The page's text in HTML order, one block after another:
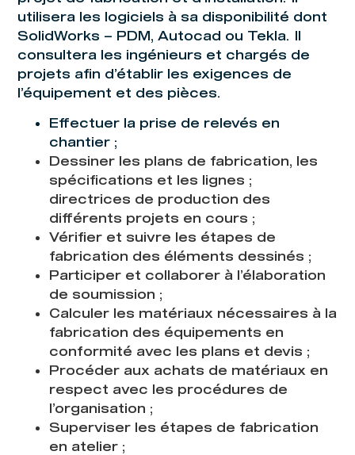
utilisera les logiciels à sa disponibilité dont
SolidWorks – PDM, Autocad ou Tekla. Il
consultera les ingénieurs et chargés de
projets afin d’établir les exigences de
l’équipement et des pièces.
Effectuer la prise de relevés en
chantier ;
Dessiner les plans de fabrication, les
spécifications et les lignes ;
directrices de production des
différents projets en cours ;
Vérifier et suivre les étapes de
fabrication des éléments dessinés ;
Participer et collaborer à l’élaboration
de soumission ;
Calculer les matériaux nécessaires à la
fabrication des équipements en
conformité avec les plans et devis ;
Procéder aux achats de matériaux en
respect avec les procédures de
l’organisation ;
Superviser les étapes de fabrication
en atelier ;